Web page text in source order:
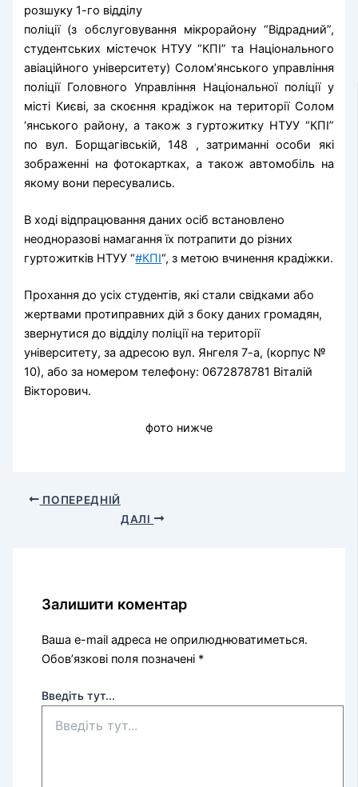
розшуку 1-го відділу
поліції (з обслуговування мікрорайону “Відрадний”,
студентських містечок НТУУ “КПІ” та Національного
авіаційного університету) Солом’янського управління
поліції Головного Управління Національної поліції у
місті Києві, за скоєння крадіжок на території Солом
‘янського району, а також з гуртожитку НТУУ “КПІ”
по вул. Борщагівській, 148 , затриманні особи які
зображенні на фотокартках, а також автомобіль на
якому вони пересувались.
В ході відпрацювання даних осіб встановлено
неодноразові намагання їх потрапити до різних
гуртожитків НТУУ “#КПІ“, з метою вчинення крадіжки.
Прохання до усіх студентів, які стали свідками або
жертвами протиправних дій з боку даних громадян,
звернутися до відділу поліції на території
університету, за адресою вул. Янгеля 7-а, (корпус №
10), або за номером телефону: 0672878781 Віталій
Вікторович.
фото нижче
ПОПЕРЕДНІЙ
ДАЛІ
Залишити коментар
Ваша e-mail адреса не оприлюднюватиметься.
Обов’язкові поля позначені *
Введіть тут...